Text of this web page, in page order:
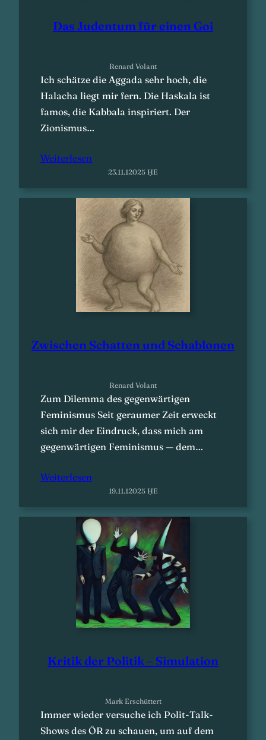
Das Judentum für einen Goi
Renard Volant
Ich schätze die Aggada sehr hoch, die
Halacha liegt mir fern. Die Haskala ist
famos, die Kabbala inspiriert. Der
Zionismus…
Weiterlesen
23.11.12025 ḤE
Zwischen Schatten und Schablonen
Renard Volant
Zum Dilemma des gegenwärtigen
Feminismus Seit geraumer Zeit erweckt
sich mir der Eindruck, dass mich am
gegenwärtigen Feminismus — dem…
Weiterlesen
19.11.12025 ḤE
Kritik der Politik – Simulation
Mark Erschüttert
Immer wieder versuche ich Polit-Talk-
Shows des ÖR zu schauen, um auf dem